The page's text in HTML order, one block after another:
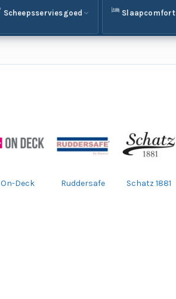
Scheepsserviesgoed Slaapcomfort
On-Deck Ruddersafe Schatz 1881